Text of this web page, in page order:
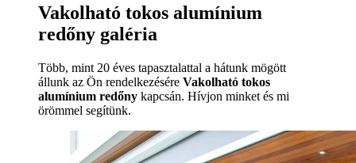
Vakolható tokos alumínium
redőny galéria
Több, mint 20 éves tapasztalattal a hátunk mögött
állunk az Ön rendelkezésére Vakolható tokos
alumínium redőny kapcsán. Hívjon minket és mi
örömmel segítünk.